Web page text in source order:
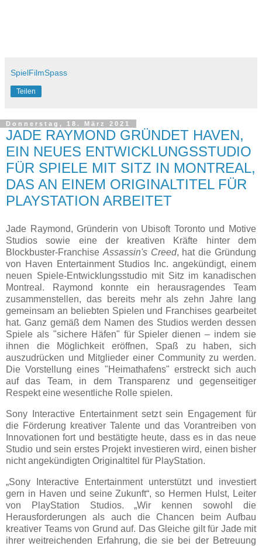
SpielFilmSpass
Teilen
Donnerstag, 18. März 2021
JADE RAYMOND GRÜNDET HAVEN,
EIN NEUES ENTWICKLUNGSSTUDIO
FÜR SPIELE MIT SITZ IN MONTREAL,
DAS AN EINEM ORIGINALTITEL FÜR
PLAYSTATION ARBEITET
Jade Raymond, Gründerin von Ubisoft Toronto und Motive
Studios sowie eine der kreativen Kräfte hinter dem
Blockbuster-Franchise Assassin's Creed, hat die Gründung
von Haven Entertainment Studios Inc. angekündigt, einem
neuen Spiele-Entwicklungsstudio mit Sitz im kanadischen
Montreal. Raymond konnte ein herausragendes Team
zusammenstellen, das bereits mehr als zehn Jahre lang
gemeinsam an beliebten Spielen und Franchises gearbeitet
hat. Ganz gemäß dem Namen des Studios werden dessen
Spiele als "sichere Häfen" für Spieler dienen – indem sie
ihnen die Möglichkeit eröffnen, Spaß zu haben, sich
auszudrücken und Mitglieder einer Community zu werden.
Die Vorstellung eines "Heimathafens" erstreckt sich auch
auf das Team, in dem Transparenz und gegenseitiger
Respekt eine wesentliche Rolle spielen.
Sony Interactive Entertainment setzt sein Engagement für
die Förderung kreativer Talente und das Vorantreiben von
Innovationen fort und bestätigte heute, dass es in das neue
Studio und sein erstes Projekt investieren wird, einen bisher
nicht angekündigten Originaltitel für PlayStation.
„Sony Interactive Entertainment unterstützt und investiert
gern in Haven und seine Zukunft“, so Hermen Hulst, Leiter
von PlayStation Studios. „Wir kennen sowohl die
Herausforderungen als auch die Chancen beim Aufbau
kreativer Teams von Grund auf. Das Gleiche gilt für Jade mit
ihrer weitreichenden Erfahrung, die sie bei der Betreuung